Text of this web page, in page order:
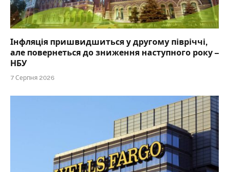
Інфляція пришвидшиться у другому півріччі,
але повернеться до зниження наступного року –
НБУ
7 Серпня 2026